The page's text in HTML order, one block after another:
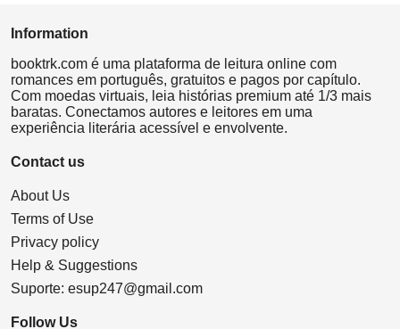
Information
booktrk.com é uma plataforma de leitura online com
romances em português, gratuitos e pagos por capítulo.
Com moedas virtuais, leia histórias premium até 1/3 mais
baratas. Conectamos autores e leitores em uma
experiência literária acessível e envolvente.
Contact us
About Us
Terms of Use
Privacy policy
Help & Suggestions
Suporte: esup247@gmail.com
Follow Us